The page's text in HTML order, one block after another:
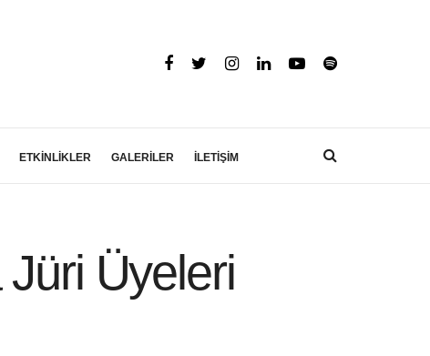
ETKİNLİKLER GALERİLER İLETİŞİM
Jüri Üyeleri